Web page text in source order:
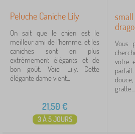
Peluche Caniche Lily
On sait que le chien est le
meilleur ami de l'homme, et les
caniches sont en plus
extrêmement élégants et de
bon goût. Voici Lily. Cette
élégante dame vient...
21,50 €
3 À 5 JOURS
small
Vous
votre
gratte...